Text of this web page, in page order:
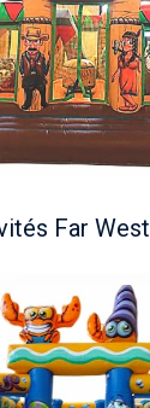
Far West